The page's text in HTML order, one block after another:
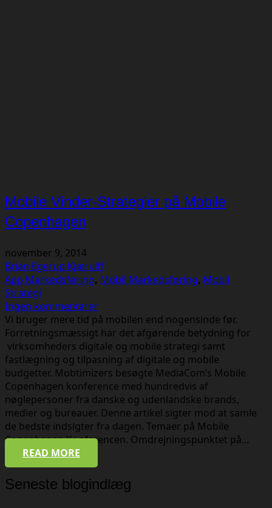
Mobile Vinder-Strategier på Mobile
Copenhagen
november 9, 2014
Brian Egerup Kjærulff
App Markedsføring, Mobil Markedsføring, Mobil
Strategi
Ingen kommentarer
Vi bruger mere tid på mobilen end nogensinde før.
Forretningsmæssigt har det afgørende betydning for
virksomheders digitale og mobile strategi samt
fastlægning og tilpasning af digitale og mobile
budgetter. Mobtimizers besøgte MediaCom’s Mobile
Copenhagen konference med hundredvis af
nøglepersoner fra danske og udenlandske brands,
medier og bureauer. Denne artikel sigter mod at samle
de bedste indsigter fra dagen. Temaer på Mobile
Copenhagen Konferencen. Omdrejningspunktet på…
READ MORE
Seneste blogindlæg